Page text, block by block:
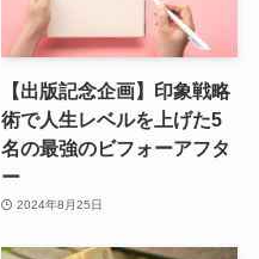
【出版記念企画】印象戦略
術で人生レベルを上げた5
名の最強のビフォーアフタ
ー
2024年8月25日